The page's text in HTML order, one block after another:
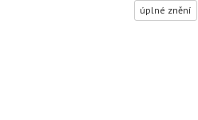
úplné znění